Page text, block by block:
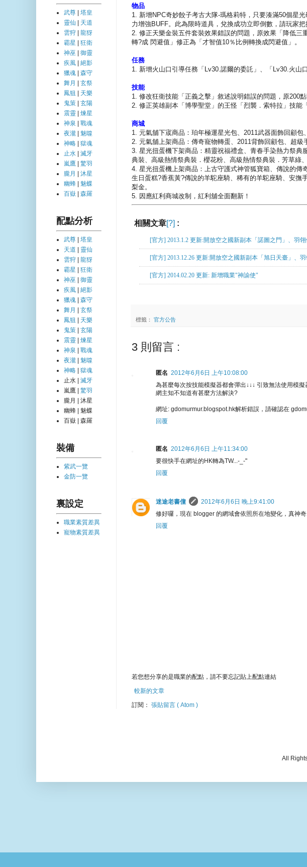
物品
1. 新增NPC奇妙餃子考古大隊-瑪格莉特，只要湊滿50個星
力增強BUFF。此為限時道具，兌換成功立即倒數，請玩家把
2. 修正天樂金裝五件套裝效果錯誤的問題，原效果「降低三
轉?成 閃避值」修正為「才智值10％比例轉換成閃避值」。
任務
1. 新增火山口引導任務「Lv30.諾爾的委託」、「Lv30.火山
技能
1. 修改狂衛技能「正義之擊」敘述說明錯誤的問題，原200點
2. 修正英雄副本「博學聖堂」的王怪「烈襲．索特拉」技能
商城
1. 元氣舖下宬商品：珀年極運星光包、2011武器面飾回顧包
2. 元氣舖上架商品：傳奇寵物轉蛋、2011背飾回顧包、超級
3. 星光扭蛋機下架商品：精靈祝福禮盒、青春手染熱力祭
典裝、高級熱情祭典裝．櫻花粉、高級熱情祭典裝．芳草綠
4. 星光扭蛋機上架商品：上古守護式神管狐寶箱、傳說的傳
生日蛋糕?香蕉黃?傳說的羊駝座騎、稀有的羊駝座騎、安撫
梨金。
5. 因應紅利商城改制，紅利舖全面翻新！
相關文章 [?] :
[官方] 2013.1.2 更新:開放空之國新副本「諾圖之門」、羽
[官方] 2013.12.26 更新:開放空之國新副本「旭日天臺」、
[官方] 2014.02.20 更新: 新增職業"神諭使"
標籤： 官方公告
3 則留言 :
匿名 2012年6月6日 上午10:08:00
為甚麼每次按技能模擬器都會彈出↓↓↓ 引致無法使用模
網主知不知道有甚麼方法解決?
網址: gdomurmur.blogspot.hk解析錯誤，請確認在
回覆
匿名 2012年6月6日 上午11:34:00
要很快手在網址的HK轉為TW...-_-"
回覆
迷途老書僮
2012年6月6日 晚上9:41:00
修好囉，現在 blogger 的網域會依照所在地變化，真神
回覆
若您想分享的是職業的配點，請不要忘記貼上配點連結
較新的文章
訂閱： 張貼留言 ( Atom )
武尊
塔皇
靈仙
天道
雲狩
龍犽
霸星
狂衛
神巫
御靈
疾風
絕影
獵魂
森守
舞月
玄祭
鳳狙
天樂
鬼策
玄陽
震靈
煉星
神泉
戰魂
夜瀧
魅噬
神略
獄魂
止水
滅牙
嵐鷹
驚羽
朧月
沐星
幽蜂
魅蝶
百嶽
森羅
配點分析
武尊
塔皇
天道
靈仙
雲狩
龍犽
霸星
狂衛
神巫
御靈
疾風
絕影
獵魂
森守
舞月
玄祭
鳳狙
天樂
鬼策
玄陽
震靈
煉星
神泉
戰魂
夜瀧
魅噬
神略
獄魂
止水 | 滅牙
嵐鷹 | 驚羽
朧月 | 沐星
幽蜂 | 魅蝶
百嶽 | 森羅
裝備
紫武一覽
金防一覽
裏設定
職業素質差異
寵物素質差異
All